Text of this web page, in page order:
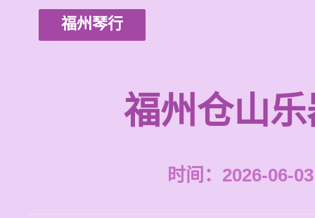
福州琴行
福州仓山
时间：2026-06-